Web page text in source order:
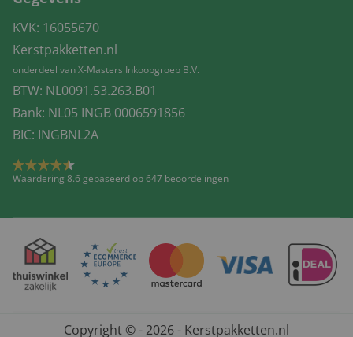
KVK: 16055670
Kerstpakketten.nl
onderdeel van X-Masters Inkoopgroep B.V.
BTW: NL0091.53.263.B01
Bank: NL05 INGB 0006591856
BIC: INGBNL2A
Waardering 8.6 gebaseerd op 647 beoordelingen
Copyright © - 2026 - Kerstpakketten.nl